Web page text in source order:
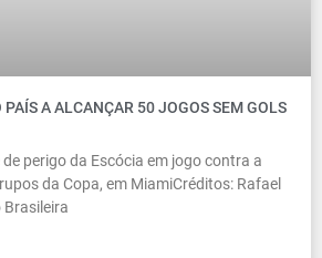
PAÍS A ALCANÇAR 50 JOGOS SEM GOLS
perigo da Escócia em jogo contra a
da Copa, em MiamiCréditos: Rafael
Brasileira